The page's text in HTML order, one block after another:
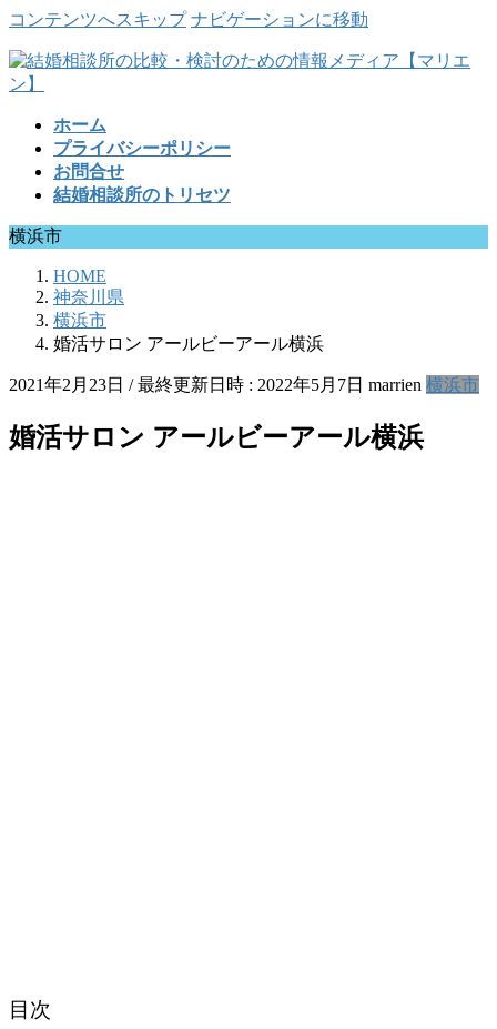
コンテンツへスキップ ナビゲーションに移動
ホーム
プライバシーポリシー
お問合せ
結婚相談所のトリセツ
横浜市
HOME
神奈川県
横浜市
婚活サロン アールビーアール横浜
2021年2月23日 / 最終更新日時 : 2022年5月7日 marrien 横浜市
婚活サロン アールビーアール横浜
目次